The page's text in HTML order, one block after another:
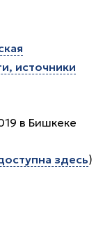
источники
в Бишкеке
здесь)